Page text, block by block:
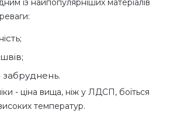
із найпопулярніших матеріалів
забруднень.
- ціна вища, ніж у ЛДСП, боїться
температур.